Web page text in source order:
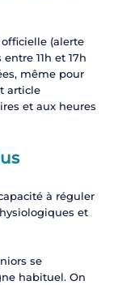
(alerte
11h et 17h
même pour
article
et aux heures
à réguler
et
se
habituel. On